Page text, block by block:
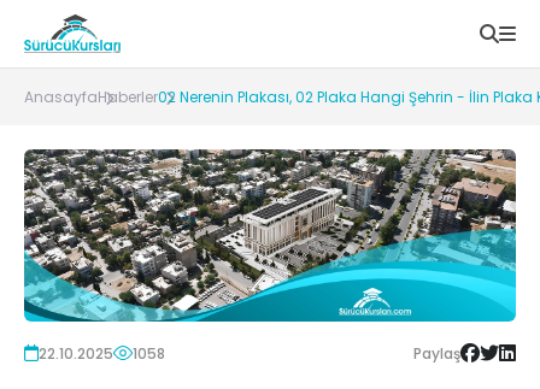
AnasayfaHaberler02 Nerenin Plakası, 02 Plaka Hangi Şehrin - İlin Plaka
22.10.2025 1058 Paylaş